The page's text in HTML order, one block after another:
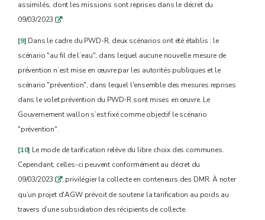
assimilés, dont les missions sont reprises dans le décret du
09/03/2023q.
[9] Dans le cadre du PWD-R, deux scénarios ont été établis : le
scénario "au fil de l’eau", dans lequel aucune nouvelle mesure de
prévention n’est mise en œuvre par les autorités publiques et le
scénario "prévention", dans lequel l'ensemble des mesures reprises
dans le volet prévention du PWD-R sont mises en œuvre. Le
Gouvernement wallon s’est fixé comme objectif le scénario
"prévention".
[10] Le mode de tarification relève du libre choix des communes.
Cependant, celles-ci peuvent conformément au décret du
09/03/2023q, privilégier la collecte en conteneurs des DMR. À noter
qu’un projet d'AGW prévoit de soutenir la tarification au poids au
travers d’une subsidiation des récipients de collecte.